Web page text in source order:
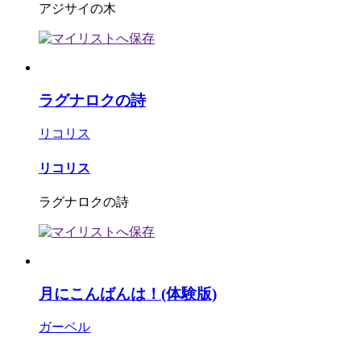
アジサイの木
ラグナロクの詩
リコリス
リコリス
ラグナロクの詩
月にこんばんは！(体験版)
ガーベル